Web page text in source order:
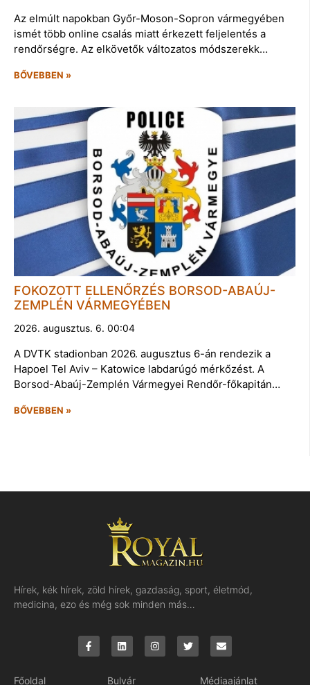
Az elmúlt napokban Győr-Moson-Sopron vármegyében
ismét több online csalás miatt érkezett feljelentés a
rendőrségre. Az elkövetők változatos módszerekk…
BŐVEBBEN »
FOKOZOTT ELLENŐRZÉS BORSOD-ABAÚJ-
ZEMPLÉN VÁRMEGYÉBEN
2026. augusztus. 6. 00:04
A DVTK stadionban 2026. augusztus 6-án rendezik a
Hapoel Tel Aviv – Katowice labdarúgó mérkőzést. A
Borsod-Abaúj-Zemplén Vármegyei Rendőr-főkapitán…
BŐVEBBEN »
Hírek, kék hírek, zöld hírek, gazdaság, sport, életmód,
medicina, ezo és még sok minden más…
Főoldal Bulvár Médiaajánlat